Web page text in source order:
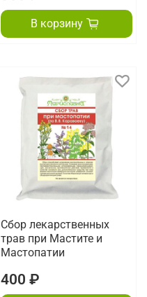
В корзину
Сбор лекарственных
трав при Мастите и
Мастопатии
400 ₽